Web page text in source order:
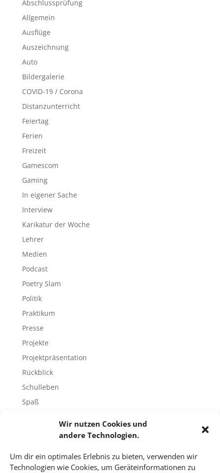
Wir nutzen Cookies und
andere Technologien.
Um dir ein optimales Erlebnis zu bieten, verwenden wir
Technologien wie Cookies, um Geräteinformationen zu
Abschlussprüfung
Allgemein
Ausflüge
Auszeichnung
Auto
Bildergalerie
COVID-19 / Corona
Distanzunterricht
Feiertag
Ferien
Freizeit
Gamescom
Gaming
In eigener Sache
Interview
Karikatur der Woche
Lehrer
Medien
Podcast
Poetry Slam
Politik
Praktikum
Presse
Projekte
Projektpräsentation
Rückblick
Schulleben
Spaß
Unbekannte Orte